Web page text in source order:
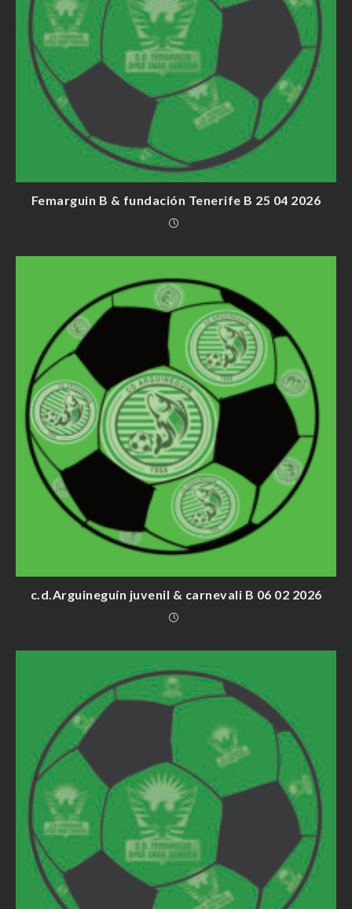
Femarguin B & fundación Tenerife B 25 04 2026
c.d.Arguineguín juvenil & carnevali B 06 02 2026